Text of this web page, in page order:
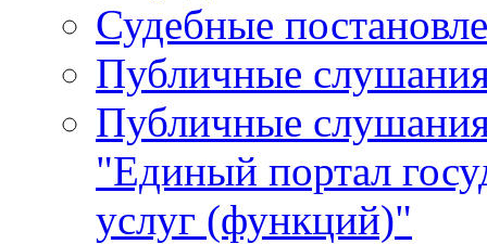
Судебные
Публичные
Публичные
"Единый портал
услуг (функций)"